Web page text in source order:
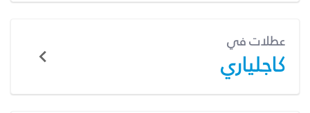
عطلات في
كاجلياري